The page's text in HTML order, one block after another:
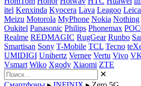
itel Kenxinda Kyocera Lava Leagoo Leica
Meizu Motorola MyPhone Nokia Nothing
Oukitel Panasonic Philips Phonemax
Realme REDMAGIC RugGear Runbo
Smartisan Sony T-Mobile TCL Tecno
UMIDIGI Unihertz Vernee Vertu Vivo
Vsmart Wiko Xgody Xiaomi ZTE
✕